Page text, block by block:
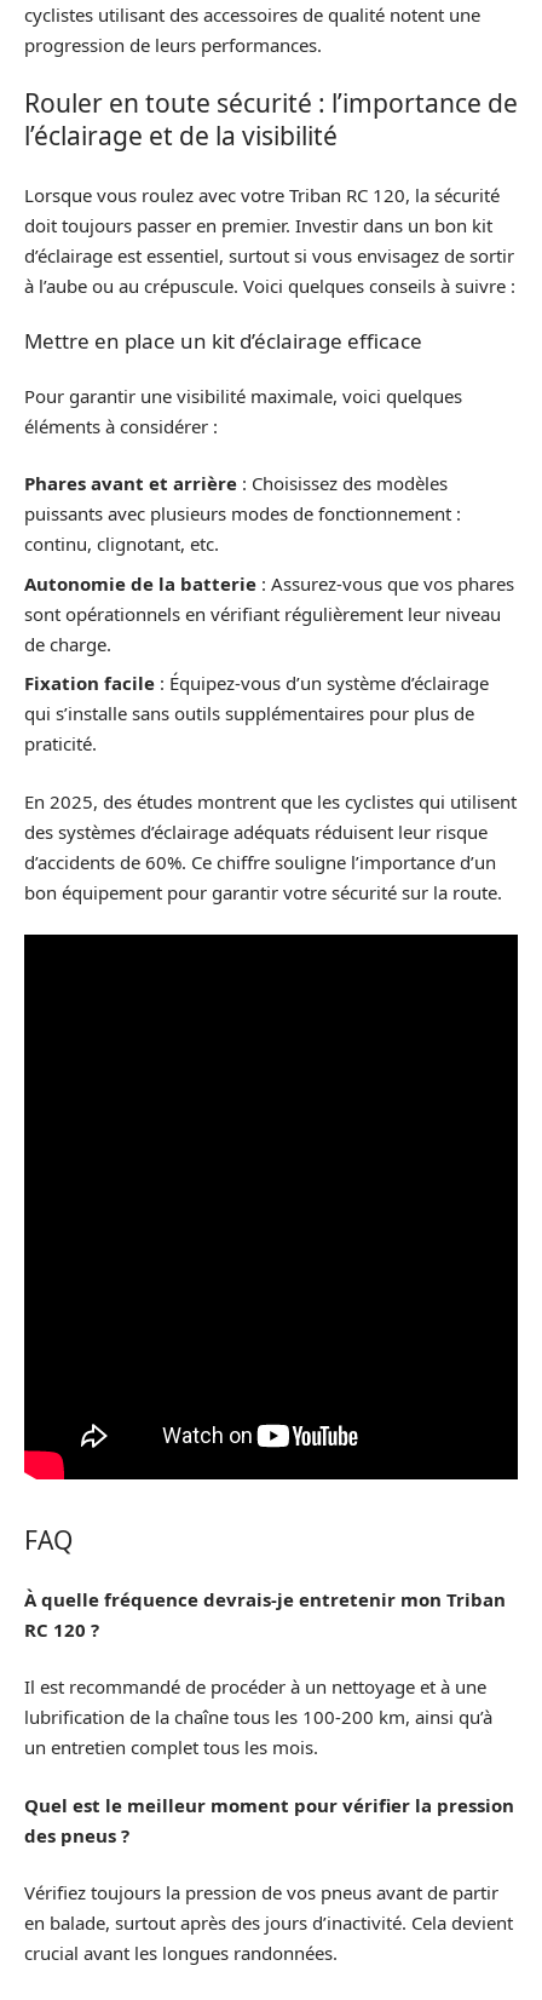
cyclistes utilisant des accessoires de qualité notent une
progression de leurs performances.
Rouler en toute sécurité : l’importance de
l’éclairage et de la visibilité
Lorsque vous roulez avec votre Triban RC 120, la sécurité
doit toujours passer en premier. Investir dans un bon kit
d’éclairage est essentiel, surtout si vous envisagez de sortir
à l’aube ou au crépuscule. Voici quelques conseils à suivre :
Mettre en place un kit d’éclairage efficace
Pour garantir une visibilité maximale, voici quelques
éléments à considérer :
Phares avant et arrière : Choisissez des modèles
puissants avec plusieurs modes de fonctionnement :
continu, clignotant, etc.
Autonomie de la batterie : Assurez-vous que vos phares
sont opérationnels en vérifiant régulièrement leur niveau
de charge.
Fixation facile : Équipez-vous d’un système d’éclairage
qui s’installe sans outils supplémentaires pour plus de
praticité.
En 2025, des études montrent que les cyclistes qui utilisent
des systèmes d’éclairage adéquats réduisent leur risque
d’accidents de 60%. Ce chiffre souligne l’importance d’un
bon équipement pour garantir votre sécurité sur la route.
FAQ
À quelle fréquence devrais-je entretenir mon Triban
RC 120 ?
Il est recommandé de procéder à un nettoyage et à une
lubrification de la chaîne tous les 100-200 km, ainsi qu’à
un entretien complet tous les mois.
Quel est le meilleur moment pour vérifier la pression
des pneus ?
Vérifiez toujours la pression de vos pneus avant de partir
en balade, surtout après des jours d’inactivité. Cela devient
crucial avant les longues randonnées.